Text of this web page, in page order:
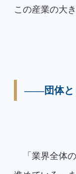
この産業の大
――団体と
「業界全体